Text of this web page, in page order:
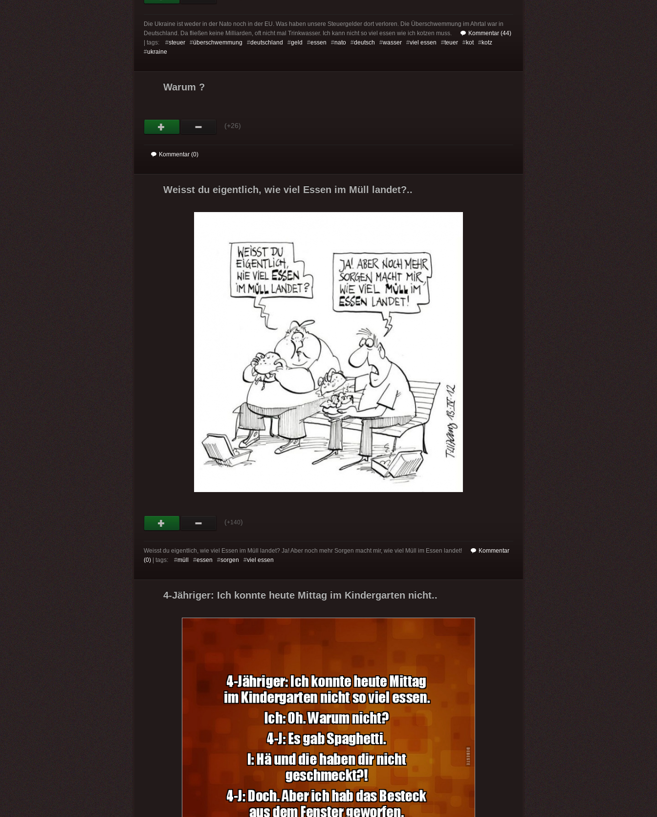
Die Ukraine ist weder in der Nato noch in der EU. Was haben unsere Steuergelder dort verloren. Die Überschwemmung im Ahrtal war in
Deutschland. Da fließen keine Milliarden, oft nicht mal Trinkwasser. Ich kann nicht so viel essen wie ich kotzen muss.
Kommentar (44)
| tags: #steuer #überschwemmung #deutschland #geld #essen #nato #deutsch #wasser #viel essen #teuer #kot#kotz
#ukraine
Warum ?
(+26)
Kommentar (0)
Weisst du eigentlich, wie viel Essen im Müll landet?..
(+140)
Weisst du eigentlich, wie viel Essen im Müll landet? Ja! Aber noch mehr Sorgen macht mir, wie viel Müll im Essen landet!
Kommentar
(0) | tags: #müll #essen #sorgen #viel essen
4-Jähriger: Ich konnte heute Mittag im Kindergarten nicht..